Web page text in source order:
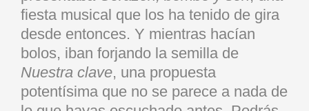
fiesta musical que los ha tenido de gira
desde entonces. Y mientras hacían
bolos, iban forjando la semilla de
Nuestra clave, una propuesta
potentísima que no se parece a nada de